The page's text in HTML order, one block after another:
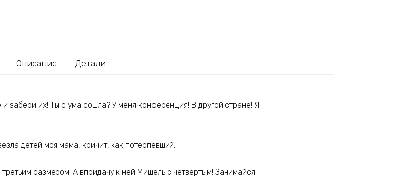
Описание Детали
забери их! Ты с ума сошла? У меня конференция! В другой стране! Я
детей моя мама, кричит, как потерпевший.
размером. А впридачу к ней Мишель с четвертым! Занимайся